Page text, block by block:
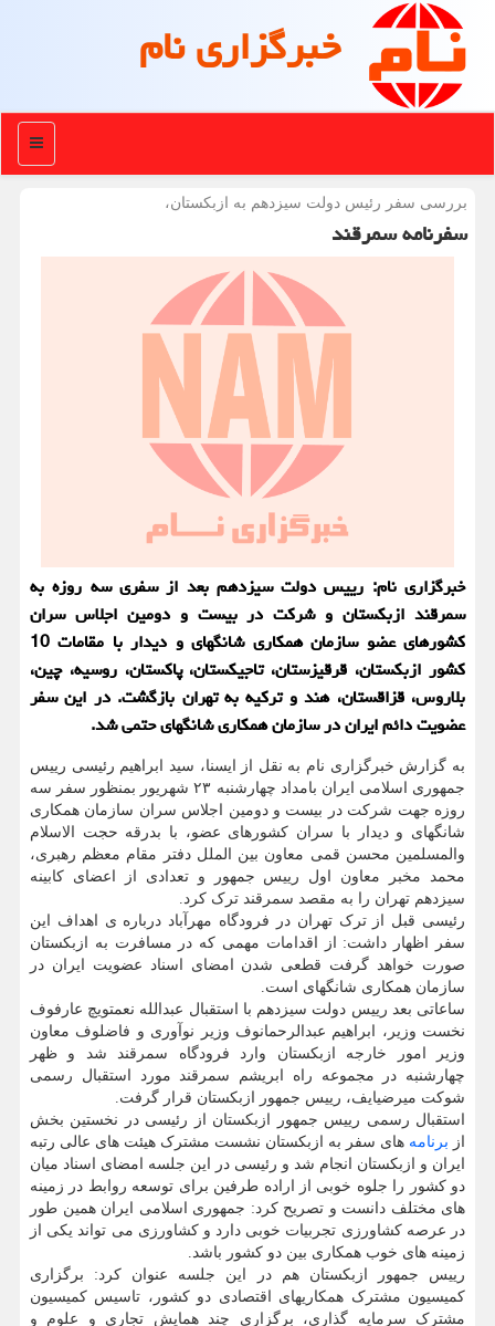
خبرگزاری نام
منو
بررسی سفر رئیس دولت سیزدهم به ازبكستان،
سفرنامه سمرقند
خبرگزاری نام: رییس دولت سیزدهم بعد از سفری سه روزه به
سمرقند ازبکستان و شرکت در بیست و دومین اجلاس سران
کشورهای عضو سازمان همکاری شانگهای و دیدار با مقامات 10
کشور ازبکستان، قرقیزستان، تاجیکستان، پاکستان، روسیه، چین،
بلاروس، قزاقستان، هند و ترکیه به تهران بازگشت. در این سفر
عضویت دائم ایران در سازمان همکاری شانگهای حتمی شد.
به گزارش خبرگزاری نام به نقل از ایسنا، سید ابراهیم رئیسی رییس
جمهوری اسلامی ایران بامداد چهارشنبه ۲۳ شهریور بمنظور سفر سه
روزه جهت شرکت در بیست و دومین اجلاس سران سازمان همکاری
شانگهای و دیدار با سران کشورهای عضو، با بدرقه حجت الاسلام
والمسلمین محسن قمی معاون بین الملل دفتر مقام معظم رهبری،
محمد مخبر معاون اول رییس جمهور و تعدادی از اعضای کابینه
سیزدهم تهران را به مقصد سمرقند ترک کرد.
رئیسی قبل از ترک تهران در فرودگاه مهرآباد درباره ی اهداف این
سفر اظهار داشت: از اقدامات مهمی که در مسافرت به ازبکستان
صورت خواهد گرفت قطعی شدن امضای اسناد عضویت ایران در
سازمان همکاری شانگهای است.
ساعاتی بعد رییس دولت سیزدهم با استقبال عبدالله نعمتویچ عارفوف
نخست وزیر، ابراهیم عبدالرحمانوف وزیر نوآوری و فاضلوف معاون
وزیر امور خارجه ازبکستان وارد فرودگاه سمرقند شد و ظهر
چهارشنبه در مجموعه راه ابریشم سمرقند مورد استقبال رسمی
شوکت میرضیایف، رییس جمهور ازبکستان قرار گرفت.
استقبال رسمی رییس جمهور ازبکستان از رئیسی در نخستین بخش
از برنامه های سفر به ازبکستان نشست مشترک هیئت های عالی رتبه
ایران و ازبکستان انجام شد و رئیسی در این جلسه امضای اسناد میان
دو کشور را جلوه خوبی از اراده طرفین برای توسعه روابط در زمینه
های مختلف دانست و تصریح کرد: جمهوری اسلامی ایران همین طور
در عرصه کشاورزی تجربیات خوبی دارد و کشاورزی می تواند یکی از
زمینه های خوب همکاری بین دو کشور باشد.
رییس جمهور ازبکستان هم در این جلسه عنوان کرد: برگزاری
کمیسیون مشترک همکاریهای اقتصادی دو کشور، تاسیس کمیسیون
مشترک سرمایه گذاری، برگزاری چند همایش تجاری و علوم و